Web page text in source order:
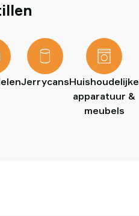
JerrycansHuishoudelijke
apparatuur &
meubels